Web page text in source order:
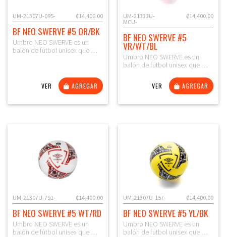
₡14,400.00
UM-21307U-095-
BF NEO SWERVE #5 OR/BK
Umbro NEO SWERVE es un
balón de fútbol unisex que …
VER AGREGAR
₡14,400.00
UM-21333U-
MCU-
BF NEO SWERVE #5
VR/WT/BL
Umbro NEO SWERVE es un
balón de fútbol unisex que …
VER AGREGAR
₡14,400.00
UM-21307U-791-
BF NEO SWERVE #5 WT/RD
Umbro NEO SWERVE es un
balón de fútbol unisex que …
₡14,400.00
UM-21307U-157-
BF NEO SWERVE #5 YL/BK
Umbro NEO SWERVE es un
balón de fútbol unisex que …